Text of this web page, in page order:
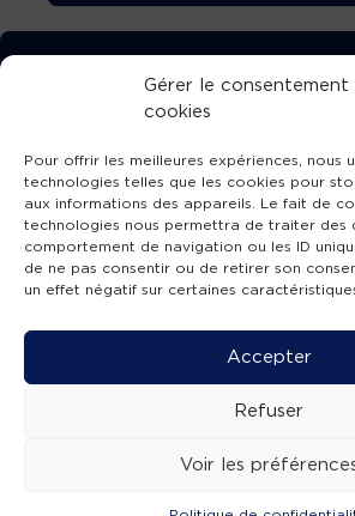
Gérer le consentement
cookies
Pour offrir les meilleures expériences, nous
technologies telles que les cookies pour
aux informations des appareils. Le fait de
technologies nous permettra de traiter des
comportement de navigation ou les ID
de ne pas consentir ou de retirer son
un effet négatif sur certaines
Accepter
Refuser
Voir les
TÉLÉCHARGEZ
L’APPLICATION
SUIVEZ-NOUS !
Mentions légales -Accessibilité